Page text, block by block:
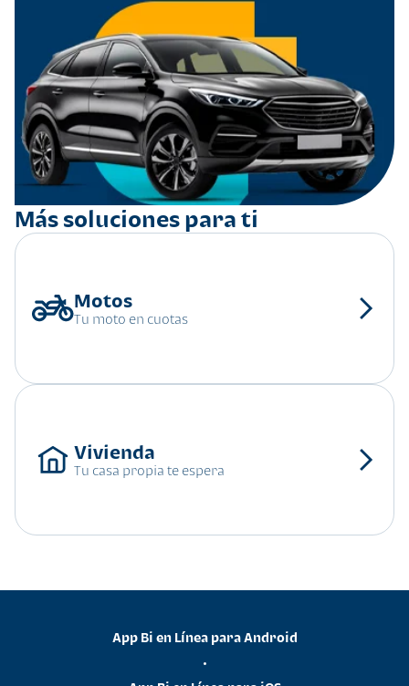
Más soluciones para ti
Tu moto en cuotas
Tu casa propia te espera
App Bi en Línea para Android
•